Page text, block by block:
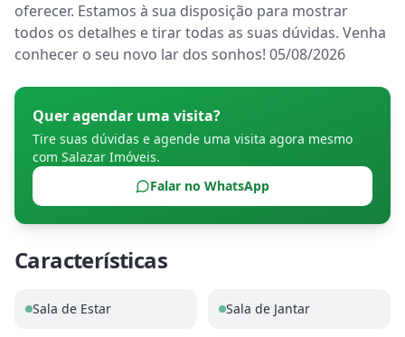
oferecer. Estamos à sua disposição para mostrar
todos os detalhes e tirar todas as suas dúvidas. Venha
conhecer o seu novo lar dos sonhos! 05/08/2026
Quer agendar uma visita?
Tire suas dúvidas e agende uma visita agora mesmo
com Salazar Imóveis.
Falar no WhatsApp
Características
Sala de Estar Sala de Jantar